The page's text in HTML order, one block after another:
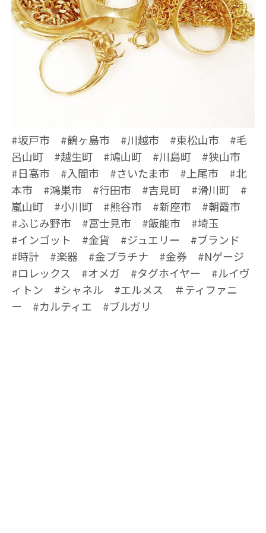
#坂戸市 #鶴ヶ島市 #川越市 #東松山市 #毛
呂山町 #越生町 #鳩山町 #川島町 #狭山市
#日高市 #入間市 #さいたま市 #上尾市 #北
本市 #鴻巣市 #行田市 #吉見町 #滑川町 #
嵐山町 #小川町 #熊谷市 #新座市 #朝霞市
#ふじみ野市 #富士見市 #飯能市 #埼玉
#インゴット #金貨 #ジュエリー #ブランド
#時計 #楽器 #金プラチナ #金券 #Nゲージ
#ロレックス #オメガ #タグホイヤー #ルイヴ
ィトン #シャネル #エルメス ＃ティファニ
ー #カルティエ #ブルガリ